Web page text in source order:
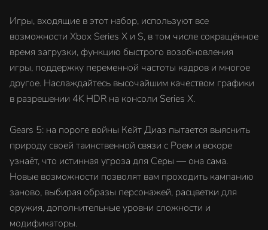
Игры, входящие в этот набор, используют все
возможности Xbox Series X и S, в том числе сокращённое
время загрузки, функцию быстрого возобновления
игры, поддержку переменной частоты кадров и многое
другое. Наслаждайтесь высочайшим качеством графики
в разрешении 4K HDR на консоли Series X.
Gears 5: на пороге войны Кейт Диаз пытается выяснить
природу своей таинственной связи с Роем и вскоре
узнаёт, что истинная угроза для Серы — она сама.
Новые возможности позволят вам проходить кампанию
заново, выбирая образы персонажей, расцветки для
оружия, дополнительные уровни сложности и
модификаторы.